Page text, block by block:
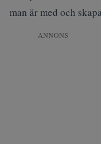
man är med och
ANNONS